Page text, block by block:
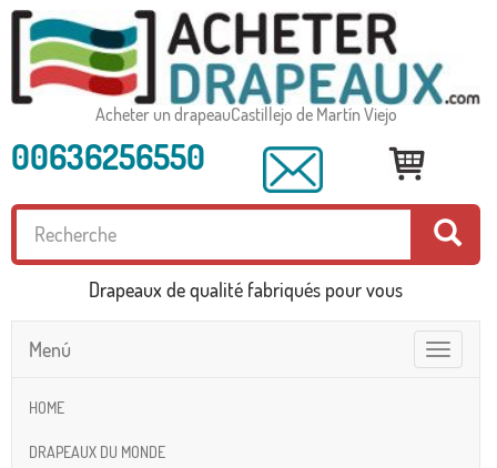
Acheter un drapeauCastillejo de Martín Viejo
00636256550
Drapeaux de qualité fabriqués pour vous
Toggle
navigation
Menú
HOME
DRAPEAUX DU MONDE